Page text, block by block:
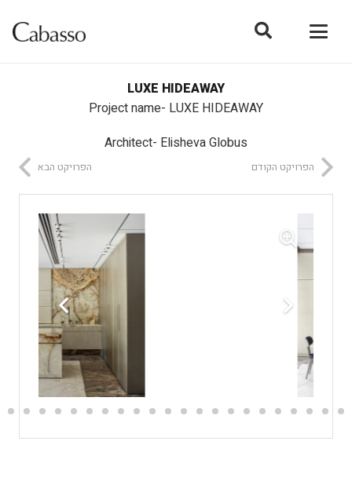
LUXE HIDEAWAY
Project name- LUXE HIDEAWAY
Architect- Elisheva Globus
הפרויקט הבא הפרויקט הקודם